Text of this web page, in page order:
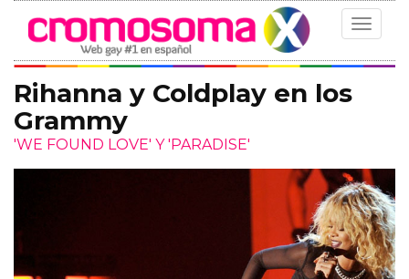
Toggle
Rihanna y Coldplay en los
Grammy
'WE FOUND LOVE' Y 'PARADISE'